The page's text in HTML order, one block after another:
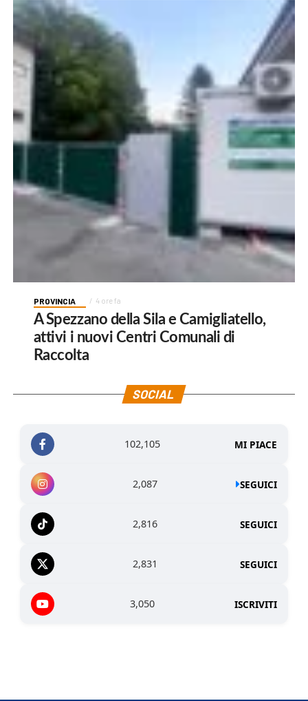
PROVINCIA 4 ore fa
A Spezzano della Sila e Camigliatello,
attivi i nuovi Centri Comunali di
Raccolta
SOCIAL
102,105 MI PIACE
2,087 SEGUICI
2,816 SEGUICI
2,831 SEGUICI
3,050 ISCRIVITI